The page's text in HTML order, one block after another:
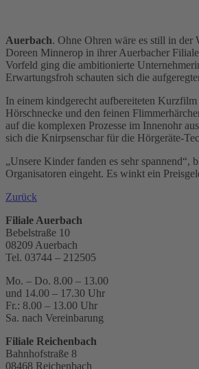
Auerbach. Ohne Ohren wäre es still in
Doreen Minnerop in ihrer Auerbacher
Vorfeld ging die ambitionierte
Erwartungsfroh schauten sich die
In einem kindgerecht aufbereiteten
Hörschnecke und den feinen
auf die komplexen Prozesse im Innenohr
sich die Knirpsenschar für die Hörgeräte-
„Unsere Kinder fanden es sehr
Organisatoren eingeht. Es winkt ein
Zurück
Filiale Auerbach
Bebelstraße 10
08209 Auerbach
Tel. 03744 – 212505
Mo. – Do. 8.00 – 13.00
und 14.00 – 17.30 Uhr
Fr.: 8.00 – 13.00 Uhr
Sa. nach Vereinbarung
Filiale Reichenbach
Bahnhofstraße 8
08468 Reichenbach